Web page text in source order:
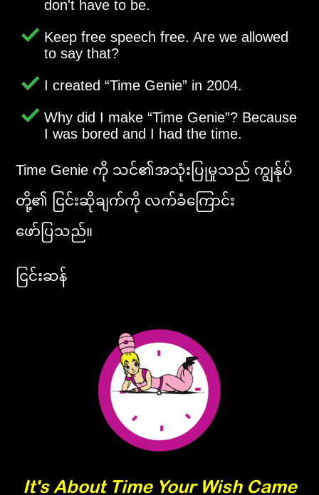
don't have to be.
Keep free speech free. Are we allowed
to say that?
I created Time Genie in 2004.
Why did I make Time Genie ? Because
I was bored and I had the time.
Time Genie ကို သင်၏အသုံးပြုမှုသည် ကျွန်ုပ်
တို့၏ ငြင်းဆိုချက်ကို လက်ခံကြောင်း
ဖော်ပြသည်။
ငြင်းဆန်
It's About Time Your Wish Came